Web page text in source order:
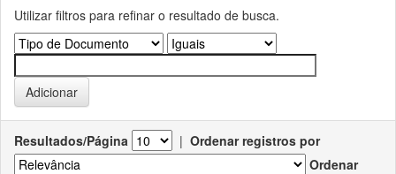
Utilizar filtros para refinar o resultado de busca.
Resultados/Página | Ordenar registros por
Ordenar